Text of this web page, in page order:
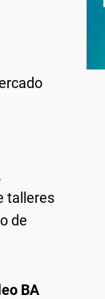
talleres
de
BA